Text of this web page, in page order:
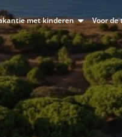
met kinderen Voor de